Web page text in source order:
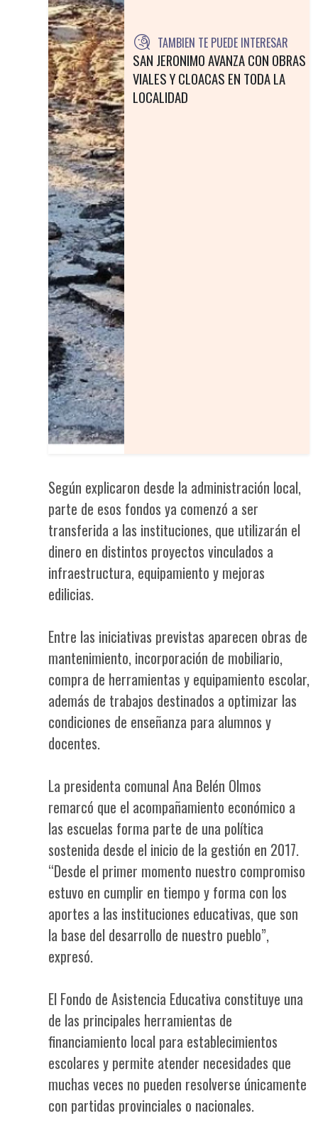
TAMBIEN TE PUEDE INTERESAR
SAN JERONIMO AVANZA CON OBRAS
VIALES Y CLOACAS EN TODA LA
LOCALIDAD
Según explicaron desde la administración local,
parte de esos fondos ya comenzó a ser
transferida a las instituciones, que utilizarán el
dinero en distintos proyectos vinculados a
infraestructura, equipamiento y mejoras
edilicias.
Entre las iniciativas previstas aparecen obras de
mantenimiento, incorporación de mobiliario,
compra de herramientas y equipamiento escolar,
además de trabajos destinados a optimizar las
condiciones de enseñanza para alumnos y
docentes.
La presidenta comunal Ana Belén Olmos
remarcó que el acompañamiento económico a
las escuelas forma parte de una política
sostenida desde el inicio de la gestión en 2017.
“Desde el primer momento nuestro compromiso
estuvo en cumplir en tiempo y forma con los
aportes a las instituciones educativas, que son
la base del desarrollo de nuestro pueblo”,
expresó.
El Fondo de Asistencia Educativa constituye una
de las principales herramientas de
financiamiento local para establecimientos
escolares y permite atender necesidades que
muchas veces no pueden resolverse únicamente
con partidas provinciales o nacionales.